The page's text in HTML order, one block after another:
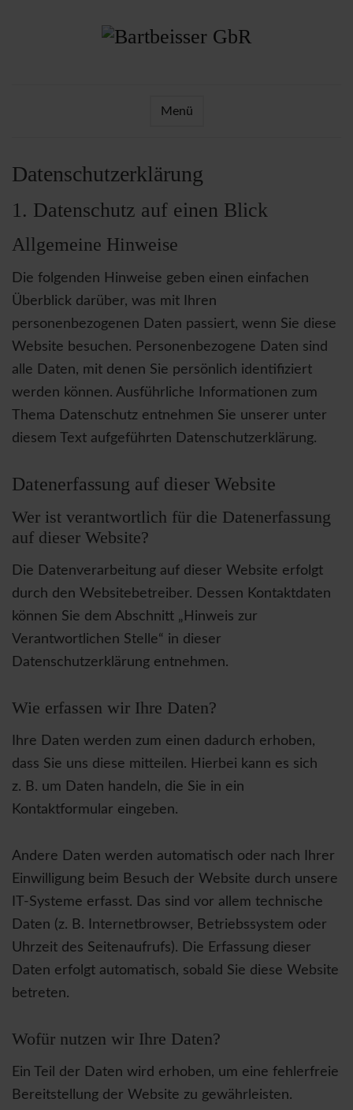
Menü
Datenschutz­erklärung
1. Datenschutz auf einen Blick
Allgemeine Hinweise
Die folgenden Hinweise geben einen einfachen
Überblick darüber, was mit Ihren
personenbezogenen Daten passiert, wenn Sie diese
Website besuchen. Personenbezogene Daten sind
alle Daten, mit denen Sie persönlich identifiziert
werden können. Ausführliche Informationen zum
Thema Datenschutz entnehmen Sie unserer unter
diesem Text aufgeführten Datenschutzerklärung.
Datenerfassung auf dieser Website
Wer ist verantwortlich für die Datenerfassung
auf dieser Website?
Die Datenverarbeitung auf dieser Website erfolgt
durch den Websitebetreiber. Dessen Kontaktdaten
können Sie dem Abschnitt „Hinweis zur
Verantwortlichen Stelle“ in dieser
Datenschutzerklärung entnehmen.
Wie erfassen wir Ihre Daten?
Ihre Daten werden zum einen dadurch erhoben,
dass Sie uns diese mitteilen. Hierbei kann es sich
z. B. um Daten handeln, die Sie in ein
Kontaktformular eingeben.
Andere Daten werden automatisch oder nach Ihrer
Einwilligung beim Besuch der Website durch unsere
IT-Systeme erfasst. Das sind vor allem technische
Daten (z. B. Internetbrowser, Betriebssystem oder
Uhrzeit des Seitenaufrufs). Die Erfassung dieser
Daten erfolgt automatisch, sobald Sie diese Website
betreten.
Wofür nutzen wir Ihre Daten?
Ein Teil der Daten wird erhoben, um eine fehlerfreie
Bereitstellung der Website zu gewährleisten.